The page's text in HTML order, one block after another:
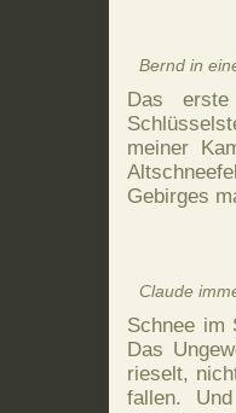
Bernd in
Das
meiner
Gebirges
Claude
Schnee im
Das
rieselt,
fallen.